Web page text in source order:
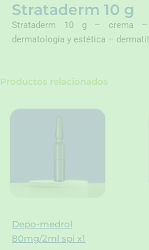
Strataderm 10 g
Strataderm 10 g – crema
dermatología y estética –
Productos relacionados
Depo-medrol
80mg/2ml spi x1